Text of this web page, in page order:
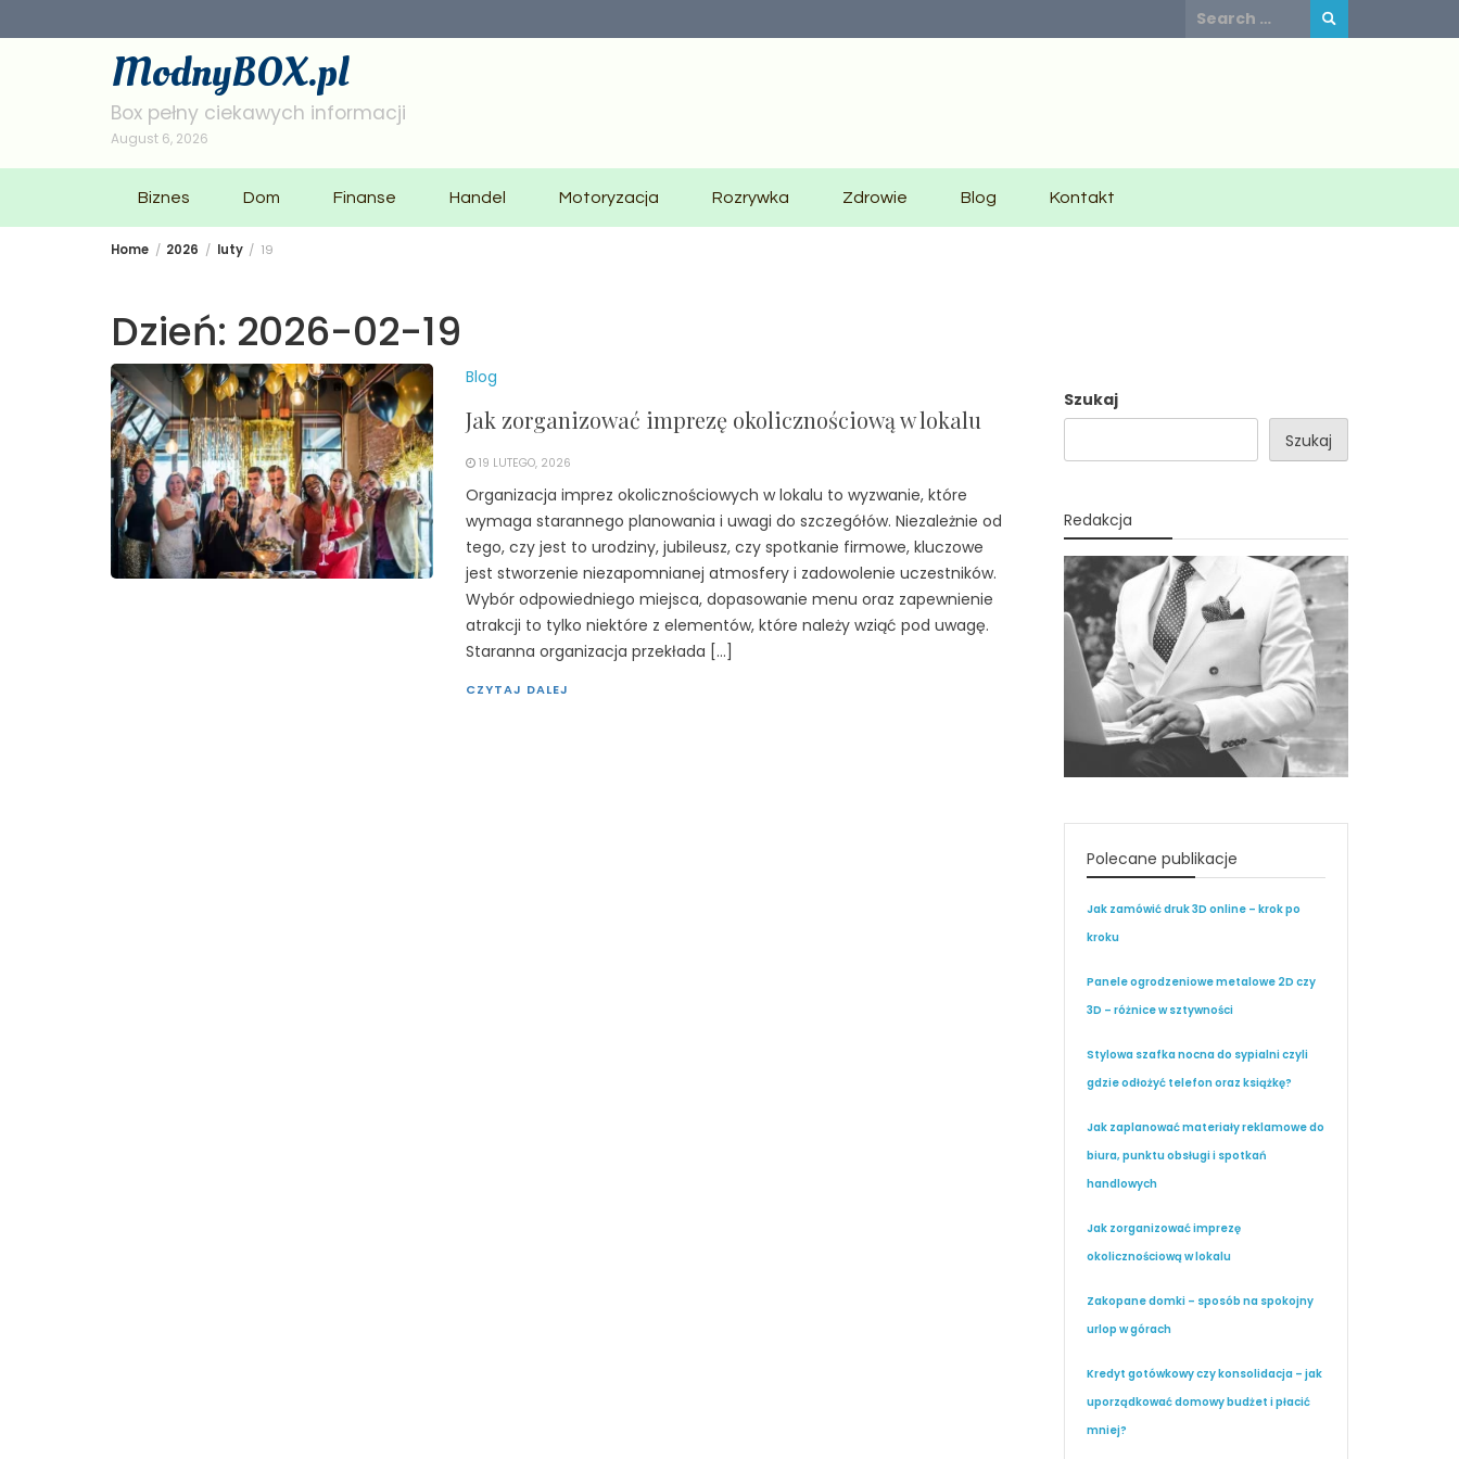
to
Search
for:
ModnyBOX.pl
Box pełny ciekawych informacji
August 6, 2026
Biznes Dom Finanse Handel Motoryzacja Rozrywka Zdrowie Blog Kontakt
Home 2026 luty 19
Dzień: 2026-02-19
Blog
Jak zorganizować imprezę okolicznościową w lokalu
19 LUTEGO, 2026
Organizacja imprez okolicznościowych w lokalu to wyzwanie, które
wymaga starannego planowania i uwagi do szczegółów. Niezależnie od
tego, czy jest to urodziny, jubileusz, czy spotkanie firmowe, kluczowe
jest stworzenie niezapomnianej atmosfery i zadowolenie uczestników.
Wybór odpowiedniego miejsca, dopasowanie menu oraz zapewnienie
atrakcji to tylko niektóre z elementów, które należy wziąć pod uwagę.
Staranna organizacja przekłada […]
CZYTAJ DALEJ
Szukaj
Szukaj
Redakcja
Polecane publikacje
Jak zamówić druk 3D online – krok po
kroku
Panele ogrodzeniowe metalowe 2D czy
3D – różnice w sztywności
Stylowa szafka nocna do sypialni czyli
gdzie odłożyć telefon oraz książkę?
Jak zaplanować materiały reklamowe do
biura, punktu obsługi i spotkań
handlowych
Jak zorganizować imprezę
okolicznościową w lokalu
Zakopane domki – sposób na spokojny
urlop w górach
Kredyt gotówkowy czy konsolidacja – jak
uporządkować domowy budżet i płacić
mniej?